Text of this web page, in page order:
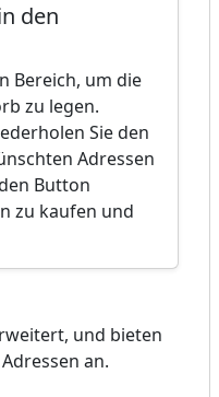
den
Bereich, um die
zu legen.
Sie den
Adressen
Button
zu kaufen und
und bieten
an.